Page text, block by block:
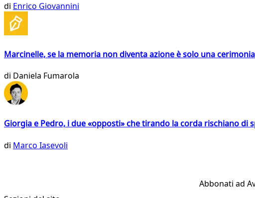
di Enrico Giovannini
Marcinelle, se la memoria non diventa azione è solo una cerimonia
di Daniela Fumarola
Giorgia e Pedro, i due «opposti» che tirando la corda rischiano di
di Marco Iasevoli
Abbonati ad